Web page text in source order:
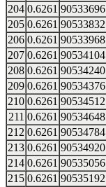
204 0.6261 90533696
205 0.6261 90533832
206 0.6261 90533968
207 0.6261 90534104
208 0.6261 90534240
209 0.6261 90534376
210 0.6261 90534512
211 0.6261 90534648
212 0.6261 90534784
213 0.6261 90534920
214 0.6261 90535056
215 0.6261 90535192